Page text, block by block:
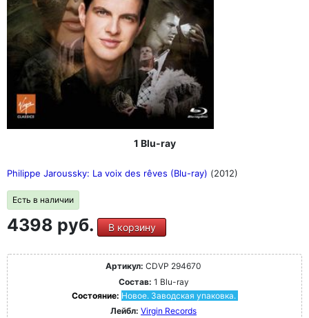
1 Blu-ray
Philippe Jaroussky: La voix des rêves (Blu-ray) (2012)
Есть в наличии
4398 руб. В корзину
Артикул: CDVP 294670
Состав: 1 Blu-ray
Состояние: Новое. Заводская упаковка.
Лейбл: Virgin Records